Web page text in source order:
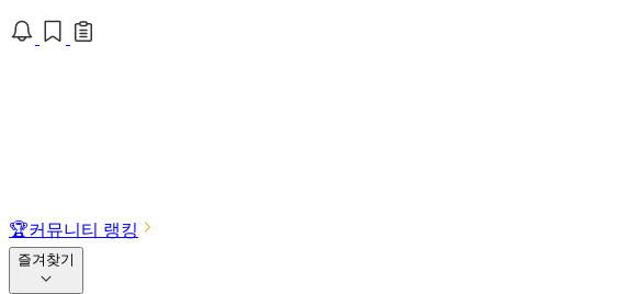
🏆커뮤니티 랭킹
즐겨찾기